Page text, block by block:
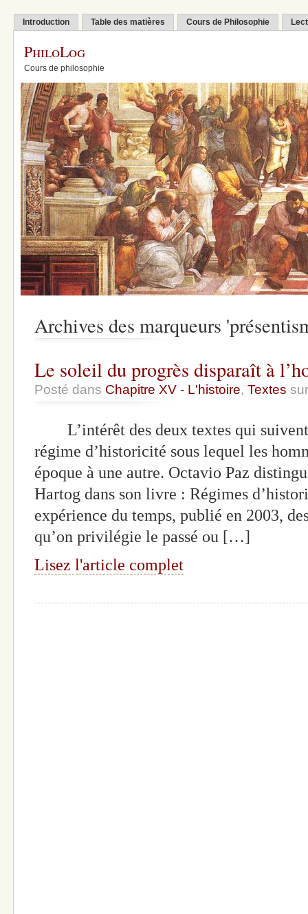
Introduction Table des matières Cours de Philosophie
PhiloLog
Cours de philosophie
Archives des marqueurs
Le soleil du progrès disparaît à
Posté dans Chapitre XV - L'histoire, Textes
L’intérêt des deux textes qui suivent
régime d’historicité sous lequel les
époque à une autre. Octavio Paz
Hartog dans son livre : Régimes
expérience du temps, publié en 2003,
qu’on privilégie le passé ou […]
Lisez l'article complet